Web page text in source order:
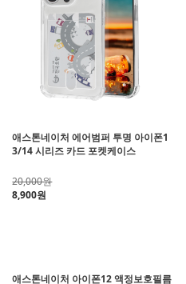
애스톤네이처 에어범퍼 투명 아이폰1
3/14 시리즈 카드 포켓케이스
20,000원
8,900원
애스톤네이처 아이폰12 액정보호필름